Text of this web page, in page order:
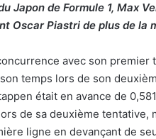
Japon de Formule 1, Max
Oscar Piastri de plus de la
avec son premier
temps lors de son
était en avance de
de sa deuxième tentative,
ligne en devançant de